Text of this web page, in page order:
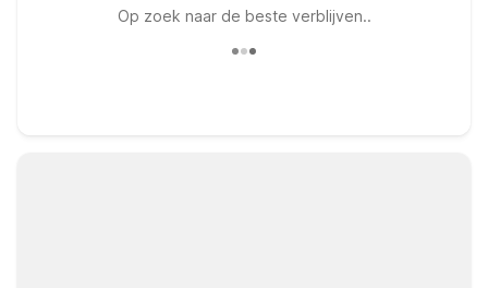
Op zoek naar de beste verblijven..